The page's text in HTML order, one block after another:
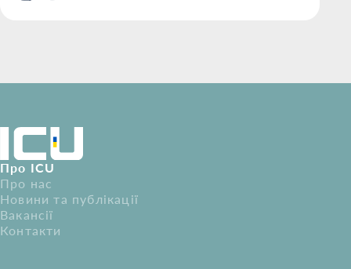
Про ICU
Про нас
Новини та публікації
Вакансії
Контакти